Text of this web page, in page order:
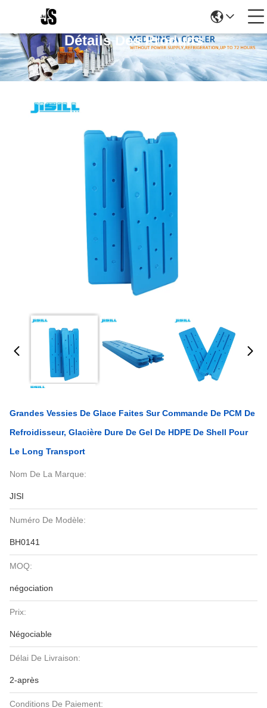
Détails Des Produits
Grandes Vessies De Glace Faites Sur Commande De PCM De
Refroidisseur, Glacière Dure De Gel De HDPE De Shell Pour
Le Long Transport
Nom De La Marque:
JISI
Numéro De Modèle:
BH0141
MOQ:
négociation
Prix:
Négociable
Délai De Livraison:
2-après
Conditions De Paiement: